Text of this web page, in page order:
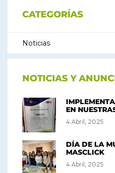
CATEGORÍAS
Noticias
NOTICIAS Y
EN
4 Abril, 2025
DÍA DE LA
MASCLICK
4 Abril, 2025